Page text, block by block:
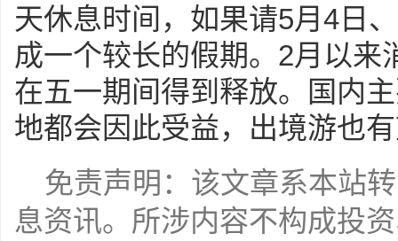
天休息时间，如果请5月4日
成一个较长的假期。2月以来
在五一期间得到释放。国内
地都会因此受益，出境游也
免责声明：该文章系本站
息资讯。所涉内容不构成投